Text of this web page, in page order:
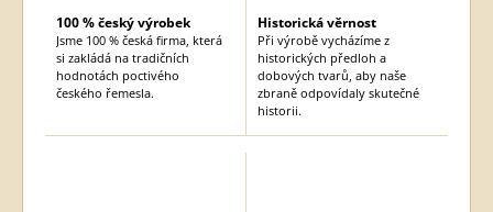
100 % český výrobek
Jsme 100 % česká firma, která
si zakládá na tradičních
hodnotách poctivého
českého řemesla.
Historická věrnost
Při výrobě vycházíme z
historických předloh a
dobových tvarů, aby naše
zbraně odpovídaly skutečné
historii.